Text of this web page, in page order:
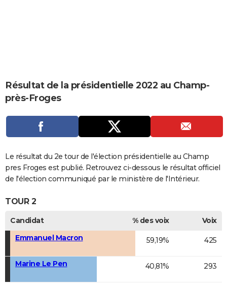
DICTIONNAIRE
PROGRAMME TV
COPAINS D'AVANT
S'inscrire
Se connecter
Lycées
Collèges
Primaires
Universités
Entreprises
Service militaire
Avis de recherche
AVIS DE DÉCÈS
FORUM
Résultat de la présidentielle 2022 au Champ-
près-Froges
Le résultat du 2e tour de l'élection présidentielle au Champ
pres Froges est publié. Retrouvez ci-dessous le résultat officiel
de l'élection communiqué par le ministère de l'Intérieur.
TOUR 2
Candidat % des voix
Voix
Emmanuel Macron
59,19% 425
Marine Le Pen 40,81% 293